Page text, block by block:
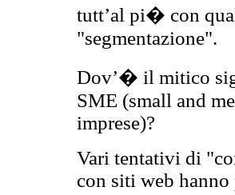
tutt’al pi� con
"segmentazione".
Dov’� il mitico
SME (small and
imprese)?
Vari tentativi di
con siti web